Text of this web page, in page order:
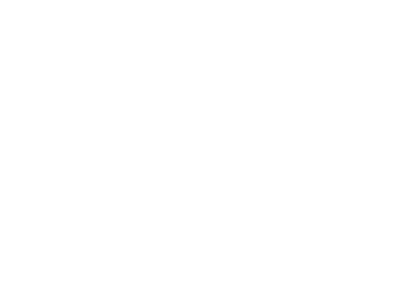
です。
ありません。